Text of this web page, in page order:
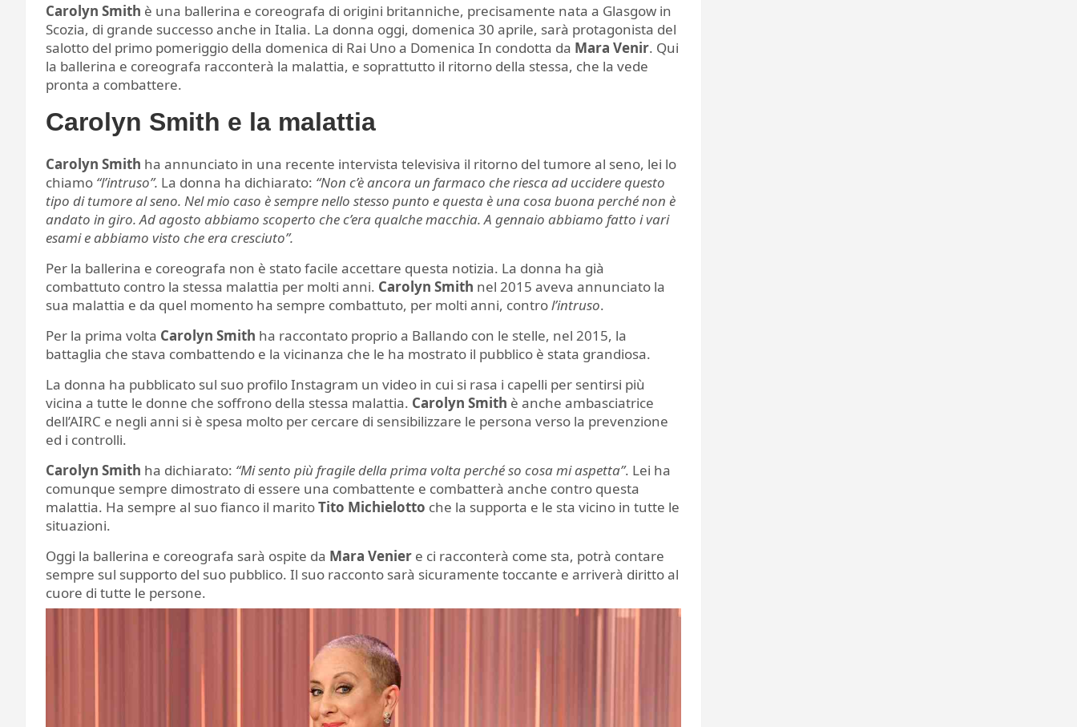
Carolyn Smith è una ballerina e coreografa di origini britanniche, precisamente nata a Glasgow in
Scozia, di grande successo anche in Italia. La donna oggi, domenica 30 aprile, sarà protagonista del
salotto del primo pomeriggio della domenica di Rai Uno a Domenica In condotta da Mara Venir. Qui
la ballerina e coreografa racconterà la malattia, e soprattutto il ritorno della stessa, che la vede
pronta a combattere.
Carolyn Smith e la malattia
Carolyn Smith ha annunciato in una recente intervista televisiva il ritorno del tumore al seno, lei lo
chiamo “l’intruso”. La donna ha dichiarato: “Non c’è ancora un farmaco che riesca ad uccidere questo
tipo di tumore al seno. Nel mio caso è sempre nello stesso punto e questa è una cosa buona perché non è
andato in giro. Ad agosto abbiamo scoperto che c’era qualche macchia. A gennaio abbiamo fatto i vari
esami e abbiamo visto che era cresciuto”.
Per la ballerina e coreografa non è stato facile accettare questa notizia. La donna ha già
combattuto contro la stessa malattia per molti anni. Carolyn Smith nel 2015 aveva annunciato la
sua malattia e da quel momento ha sempre combattuto, per molti anni, control’intruso.
Per la prima volta Carolyn Smith ha raccontato proprio a Ballando con le stelle, nel 2015, la
battaglia che stava combattendo e la vicinanza che le ha mostrato il pubblico è stata grandiosa.
La donna ha pubblicato sul suo profilo Instagram un video in cui si rasa i capelli per sentirsi più
vicina a tutte le donne che soffrono della stessa malattia. Carolyn Smith è anche ambasciatrice
dell’AIRC e negli anni si è spesa molto per cercare di sensibilizzare le persona verso la prevenzione
ed i controlli.
Carolyn Smith ha dichiarato: “Mi sento più fragile della prima volta perché so cosa mi aspetta”. Lei ha
comunque sempre dimostrato di essere una combattente e combatterà anche contro questa
malattia. Ha sempre al suo fianco il maritoTito Michielotto che la supporta e le sta vicino in tutte le
situazioni.
Oggi la ballerina e coreografa sarà ospite da Mara Venier e ci racconterà come sta, potrà contare
sempre sul supporto del suo pubblico. Il suo racconto sarà sicuramente toccante e arriverà diritto al
cuore di tutte le persone.